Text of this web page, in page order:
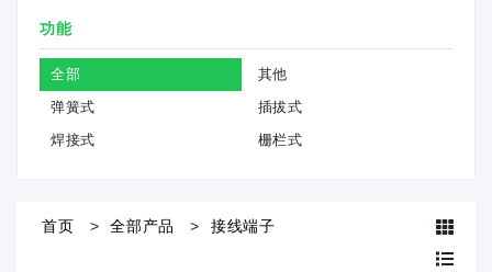
功能
全部
其他
弹簧式
插拔式
焊接式
栅栏式
首页 全部产品 接线端子